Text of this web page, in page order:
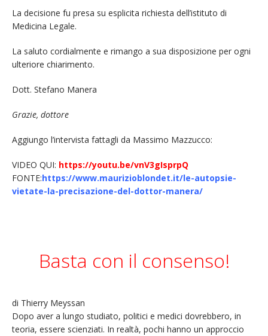
La decisione fu presa su esplicita richiesta dell’istituto di
Medicina Legale.
La saluto cordialmente e rimango a sua disposizione per ogni
ulteriore chiarimento.
Dott. Stefano Manera
Grazie, dottore
Aggiungo l’intervista fattagli da Massimo Mazzucco:
VIDEO QUI: https://youtu.be/vnV3gIsprpQ
FONTE:https://www.maurizioblondet.it/le-autopsie-
vietate-la-precisazione-del-dottor-manera/
Basta con il consenso!
di Thierry Meyssan
Dopo aver a lungo studiato, politici e medici dovrebbero, in
teoria, essere scienziati. In realtà, pochi hanno un approccio